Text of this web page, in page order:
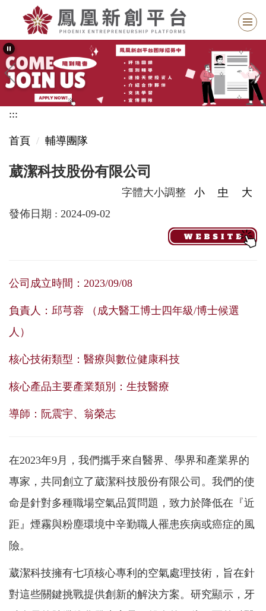
主
要
內
容
區
:::
首頁 輔導團隊
葳潔科技股份有限公司
字體大小調整 小 中
大
發佈日期 : 2024-09-02
公司成立時間：2023/09/08
負責人：邱芎蓉 （成大醫工博士四年級/博士候選
人）
核心技術類型：醫療與數位健康科技
核心產品主要產業類別：生技醫療
導師：阮震宇、翁榮志
在2023年9月，我們攜手來自醫界、學界和產業界的
專家，共同創立了葳潔科技股份有限公司。我們的使
命是針對多種職場空氣品質問題，致力於降低在『近
距』煙霧與粉塵環境中辛勤職人罹患疾病或癌症的風
險。
葳潔科技擁有七項核心專利的空氣處理技術，旨在針
對這些關鍵挑戰提供創新的解決方案。研究顯示，牙